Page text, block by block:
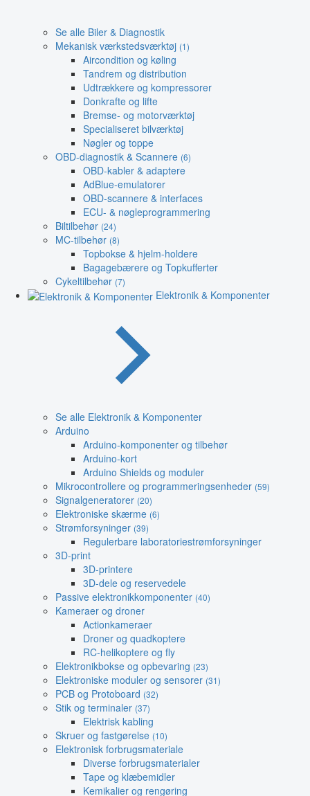
Se alle Biler & Diagnostik
Mekanisk værkstedsværktøj (1)
Aircondition og køling
Tandrem og distribution
Udtrækkere og kompressorer
Donkrafte og lifte
Bremse- og motorværktøj
Specialiseret bilværktøj
Nøgler og toppe
OBD-diagnostik & Scannere (6)
OBD-kabler & adaptere
AdBlue-emulatorer
OBD-scannere & interfaces
ECU- & nøgleprogrammering
Biltilbehør (24)
MC-tilbehør (8)
Topbokse & hjelm-holdere
Bagagebærere og Topkufferter
Cykeltilbehør (7)
Elektronik & Komponenter
Se alle Elektronik & Komponenter
Arduino
Arduino-komponenter og tilbehør
Arduino-kort
Arduino Shields og moduler
Mikrocontrollere og programmeringsenheder (59)
Signalgeneratorer (20)
Elektroniske skærme (6)
Strømforsyninger (39)
Regulerbare laboratoriestrømforsyninger
3D-print
3D-printere
3D-dele og reservedele
Passive elektronikkomponenter (40)
Kameraer og droner
Actionkameraer
Droner og quadkoptere
RC-helikoptere og fly
Elektronikbokse og opbevaring (23)
Elektroniske moduler og sensorer (31)
PCB og Protoboard (32)
Stik og terminaler (37)
Elektrisk kabling
Skruer og fastgørelse (10)
Elektronisk forbrugsmateriale
Diverse forbrugsmaterialer
Tape og klæbemidler
Kemikalier og rengøring